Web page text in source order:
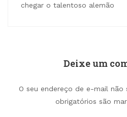
chegar o talentoso alemão
Deixe um
O seu endereço de e-mail não
obrigatórios são